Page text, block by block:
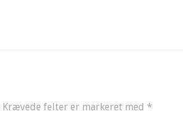
Krævede felter er markeret med *